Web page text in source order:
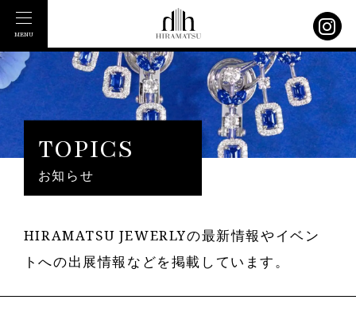
MENU
TOPICS
お知らせ
HIRAMATSU JEWERLYの最新情報やイベン
トへの出展情報などを掲載しています。